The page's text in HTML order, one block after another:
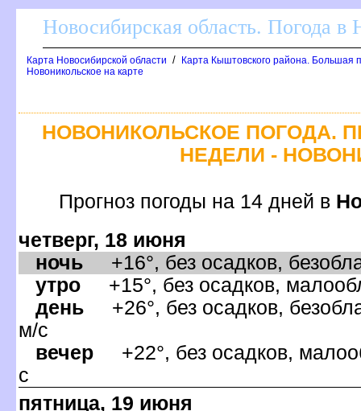
Новосибирская область. Погода в
Карта Новосибирской области /
Карта Кыштовского района. Большая
Новоникольское на карте
НОВОНИКОЛЬСКОЕ ПОГОДА.
НЕДЕЛИ -
Прогноз погоды на 14 дней
четверг, 18 июня
ночь +16°, без осадков,
утро +15°, без осадков,
день +26°, без осадков,
м/с
ечер +22°, без осадков,
с
пятница, 19 июня